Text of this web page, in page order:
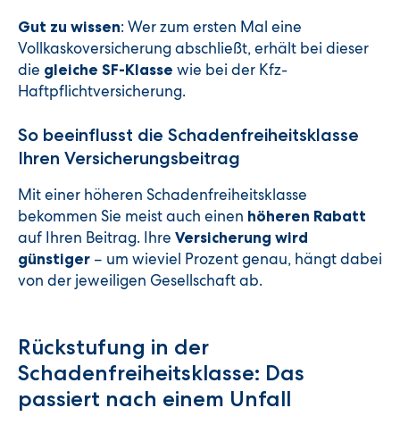
Gut zu wissen: Wer zum ersten Mal eine
Vollkaskoversicherung abschließt, erhält bei dieser
die gleiche SF-Klasse wie bei der Kfz-
Haftpflichtversicherung.
So beeinflusst die Schadenfreiheitsklasse
Ihren Versicherungsbeitrag
Mit einer höheren Schadenfreiheitsklasse
bekommen Sie meist auch einen höheren Rabatt
auf Ihren Beitrag. Ihre Versicherung wird
günstiger – um wieviel Prozent genau, hängt dabei
von der jeweiligen Gesellschaft ab.
Rückstufung in der
Schadenfreiheitsklasse: Das
passiert nach einem Unfall